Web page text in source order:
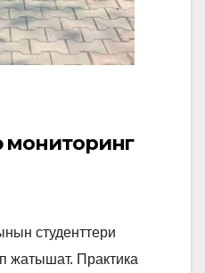
мониторинг
студенттери
жатышат. Практика